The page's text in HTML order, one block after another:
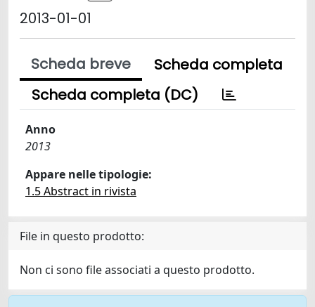
2013-01-01
Scheda breve
Scheda completa
Scheda completa (DC)
Anno
2013
Appare nelle tipologie:
1.5 Abstract in rivista
File in questo prodotto:
Non ci sono file associati a questo prodotto.